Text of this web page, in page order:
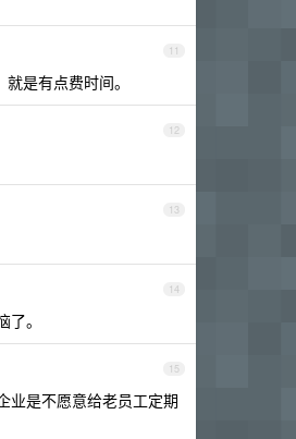
11
是有点费时间。
12
13
14
。
15
业是不愿意给老员工定期